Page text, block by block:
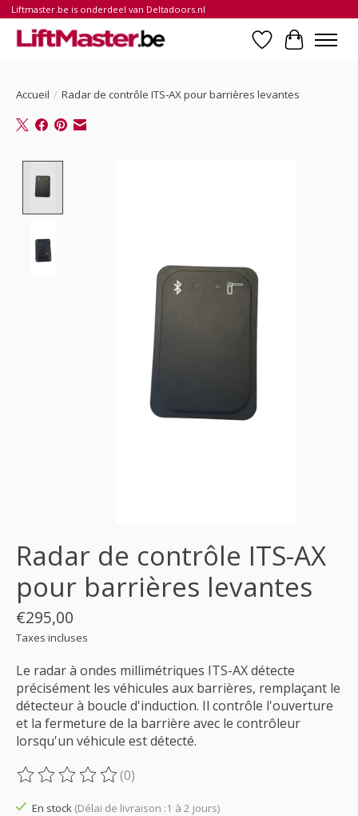
Liftmaster.be is onderdeel van Deltadoors.nl
Liste dePanier
Accueil / Radar de contrôle ITS-AX pour barrières levantes
Radar de contrôle ITS-AX
pour barrières levantes
€295,00
Taxes incluses
Le radar à ondes millimétriques ITS-AX détecte
précisément les véhicules aux barrières, remplaçant le
détecteur à boucle d'induction. Il contrôle l'ouverture
et la fermeture de la barrière avec le contrôleur
lorsqu'un véhicule est détecté.
Ce produit est évalué à
(0)
En stock (Délai de livraison :1 à 2 jours)